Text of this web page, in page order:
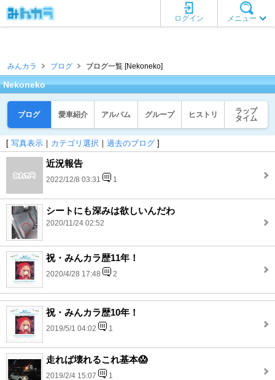
メニュー
ログイン
みんカラ ブログ ブログ一覧 [Nekoneko]
Nekoneko
ブログ 愛車紹介 アルバム グループ ヒストリ
ラップ
タイム
[ 写真表示 ｜ カテゴリ選択 ｜ 過去のブログ ]
近況報告
2022/12/8 03:31 1
シートにも深みは欲しいんだわ
2020/11/24 02:52
祝・みんカラ歴11年！
2020/4/28 17:48 2
祝・みんカラ歴10年！
2019/5/1 04:02 1
走れば壊れるこれ基本😱
2019/2/4 15:07 1